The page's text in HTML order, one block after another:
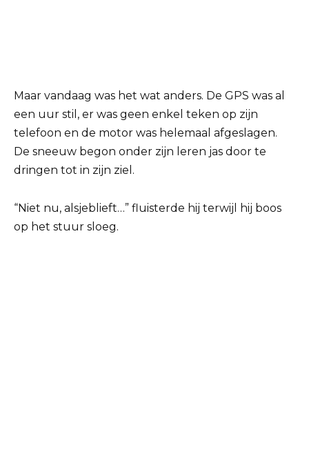
Maar vandaag was het wat anders. De GPS was al
een uur stil, er was geen enkel teken op zijn
telefoon en de motor was helemaal afgeslagen.
De sneeuw begon onder zijn leren jas door te
dringen tot in zijn ziel.
“Niet nu, alsjeblieft…” fluisterde hij terwijl hij boos
op het stuur sloeg.